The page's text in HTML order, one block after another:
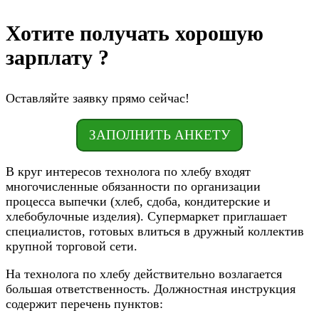
Хотите получать хорошую
зарплату ?
Оставляйте заявку прямо сейчас!
ЗАПОЛНИТЬ АНКЕТУ
В круг интересов технолога по хлебу входят
многочисленные обязанности по организации
процесса выпечки (хлеб, сдоба, кондитерские и
хлебобулочные изделия). Супермаркет приглашает
специалистов, готовых влиться в дружный коллектив
крупной торговой сети.
На технолога по хлебу действительно возлагается
большая ответственность. Должностная инструкция
содержит перечень пунктов: